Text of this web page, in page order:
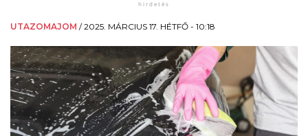
UTAZOMAJOM /2025. MÁRCIUS 17. HÉTFŐ - 10:18